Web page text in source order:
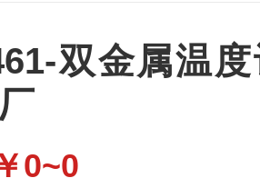
双金属温
0~0